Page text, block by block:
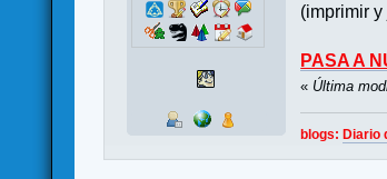
(imprimir y
PASA A
« Última
blogs:Diario